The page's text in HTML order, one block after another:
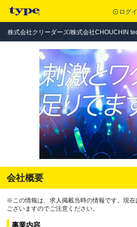
ログ
株式会社クリーダーズ/株式会社CHOUCHIN
会社概要
※この情報は、求人掲載当時の情報です。現
ございますのでご注意ください。
事業内容